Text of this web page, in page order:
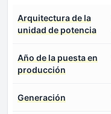
Arquitectura de la
unidad de potencia
Año de la puesta en
producción
Generación